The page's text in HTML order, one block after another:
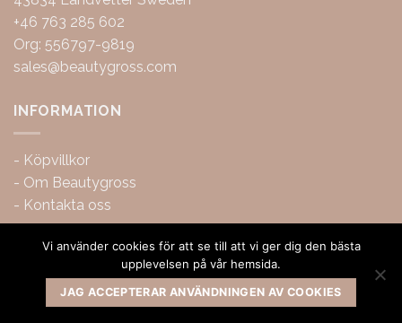
+46 763 285 602
Org: 556797-9819
sales@beautygross.com
INFORMATION
- Köpvillkor
- Om Beautygross
- Kontakta oss
Copyright 2026 ©BeautyGross
Vi använder cookies för att se till att vi ger dig den bästa
upplevelsen på vår hemsida.
JAG ACCEPTERAR ANVÄNDNINGEN AV COOKIES